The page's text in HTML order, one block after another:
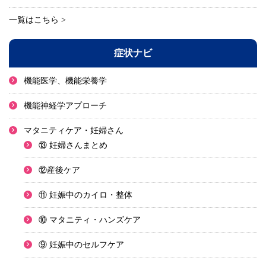
一覧はこちら >
症状ナビ
機能医学、機能栄養学
機能神経学アプローチ
マタニティケア・妊婦さん
⑬ 妊婦さんまとめ
⑫産後ケア
⑪ 妊娠中のカイロ・整体
⑩ マタニティ・ハンズケア
⑨ 妊娠中のセルフケア